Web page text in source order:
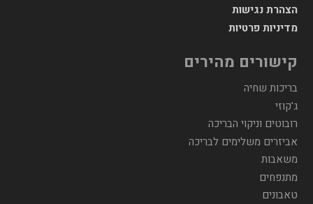
הצהרת נגישות
מדיניות פרטיות
קישורים מהירים
בריכות שחיה
ג'קוזי
רובוטים וניקוי הבריכה
אביזרים משלימים לבריכה
משאבות
מתנפחים
טאבונים